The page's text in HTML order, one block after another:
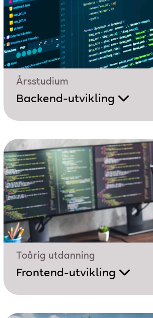
Årsstudium
Backend-utvikling
Toårig utdanning
Frontend-utvikling